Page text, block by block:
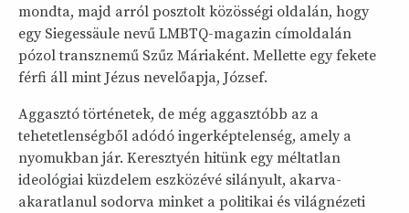
mondta, majd arról posztolt közösségi oldalán, hogy
egy Siegessäule nevű LMBTQ-magazin címoldalán
pózol transznemű Szűz Máriaként. Mellette egy fekete
férfi áll mint Jézus nevelőapja, József.
Aggasztó történetek, de még aggasztóbb az a
tehetetlenségből adódó ingerképtelenség, amely a
nyomukban jár. Keresztyén hitünk egy méltatlan
ideológiai küzdelem eszközévé silányult, akarva-
akaratlanul sodorva minket a politikai és világnézeti